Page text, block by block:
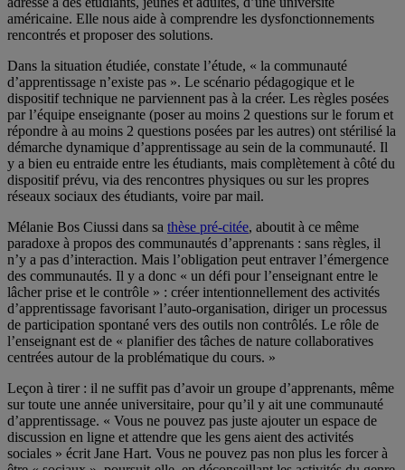
américaine. Elle nous aide à comprendre les dysfonctionnements
rencontrés et proposer des solutions.
Dans la situation étudiée, constate l’étude, « la communauté
d’apprentissage n’existe pas ». Le scénario pédagogique et le
dispositif technique ne parviennent pas à la créer. Les règles posées
par l’équipe enseignante (poser au moins 2 questions sur le forum et
répondre à au moins 2 questions posées par les autres) ont stérilisé la
démarche dynamique d’apprentissage au sein de la communauté. Il
y a bien eu entraide entre les étudiants, mais complètement à côté du
dispositif prévu, via des rencontres physiques ou sur les propres
réseaux sociaux des étudiants, voire par mail.
Mélanie Bos Ciussi dans sa thèse pré-citée, aboutit à ce même
paradoxe à propos des communautés d’apprenants : sans règles, il
n’y a pas d’interaction. Mais l’obligation peut entraver l’émergence
des communautés. Il y a donc « un défi pour l’enseignant entre le
lâcher prise et le contrôle » : créer intentionnellement des activités
d’apprentissage favorisant l’auto-organisation, diriger un processus
de participation spontané vers des outils non contrôlés. Le rôle de
l’enseignant est de « planifier des tâches de nature collaboratives
centrées autour de la problématique du cours. »
Leçon à tirer : il ne suffit pas d’avoir un groupe d’apprenants, même
sur toute une année universitaire, pour qu’il y ait une communauté
d’apprentissage. « Vous ne pouvez pas juste ajouter un espace de
discussion en ligne et attendre que les gens aient des activités
sociales » écrit Jane Hart. Vous ne pouvez pas non plus les forcer à